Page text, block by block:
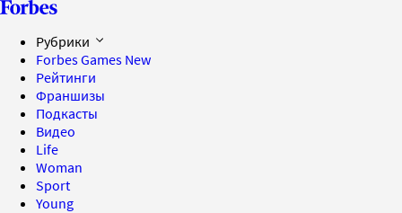
Рубрики
Forbes Games New
Рейтинги
Франшизы
Подкасты
Видео
Life
Woman
Sport
Young